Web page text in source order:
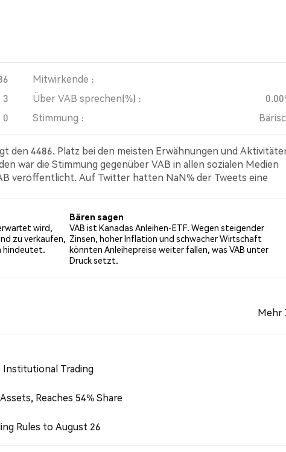
Mitwirkende :
3 Über VAB sprechen(%) :
0 Stimmung :
den 4486. Platz bei den meisten Erwähnungen und
war die Stimmung gegenüber VAB in allen sozialen Medien
veröffentlicht. Auf Twitter hatten NaN% der Tweets eine
wird,
zu verkaufen,
hindeutet.
Bären sagen
VAB ist Kanadas Anleihen-ETF. Wegen steigender
Zinsen, hoher Inflation und schwacher Wirtschaft
könnten Anleihepreise weiter fallen, was VAB unter
Druck setzt.
Mehr
Institutional Trading
Reaches 54% Share
Rules to August 26